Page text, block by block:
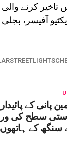
کرنے
آفیسر، بجلی
پانی کے
سطح کی
کے ہاتھوں